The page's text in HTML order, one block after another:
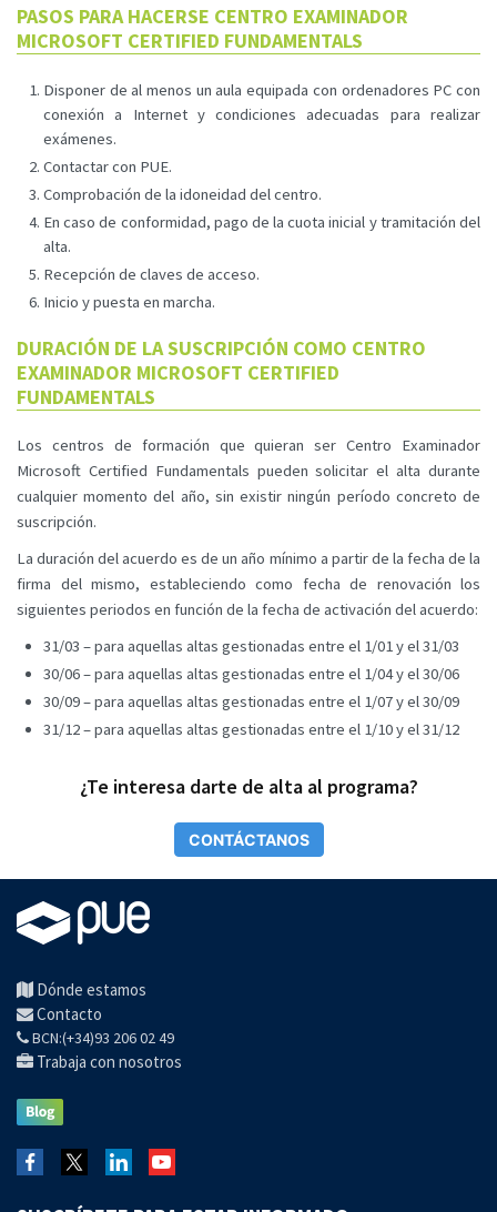
PASOS PARA HACERSE CENTRO EXAMINADOR
MICROSOFT CERTIFIED FUNDAMENTALS
Disponer de al menos un aula equipada con ordenadores PC con
conexión a Internet y condiciones adecuadas para realizar
exámenes.
Contactar con PUE.
Comprobación de la idoneidad del centro.
En caso de conformidad, pago de la cuota inicial y tramitación del
alta.
Recepción de claves de acceso.
Inicio y puesta en marcha.
DURACIÓN DE LA SUSCRIPCIÓN COMO CENTRO
EXAMINADOR MICROSOFT CERTIFIED
FUNDAMENTALS
Los centros de formación que quieran ser Centro Examinador
Microsoft Certified Fundamentals pueden solicitar el alta durante
cualquier momento del año, sin existir ningún período concreto de
suscripción.
La duración del acuerdo es de un año mínimo a partir de la fecha de la
firma del mismo, estableciendo como fecha de renovación los
siguientes periodos en función de la fecha de activación del acuerdo:
31/03 – para aquellas altas gestionadas entre el 1/01 y el 31/03
30/06 – para aquellas altas gestionadas entre el 1/04 y el 30/06
30/09 – para aquellas altas gestionadas entre el 1/07 y el 30/09
31/12 – para aquellas altas gestionadas entre el 1/10 y el 31/12
¿Te interesa darte de alta al programa?
CONTÁCTANOS
Dónde estamos
Contacto
BCN:(+34)93 206 02 49
Trabaja con nosotros